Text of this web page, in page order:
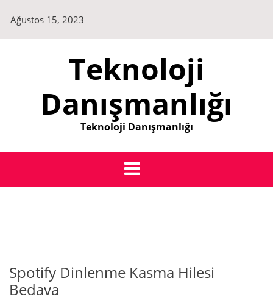
content
Ağustos 15, 2023
Teknoloji
Danışmanlığı
Teknoloji Danışmanlığı
Spotify Dinlenme Kasma Hilesi
Bedava